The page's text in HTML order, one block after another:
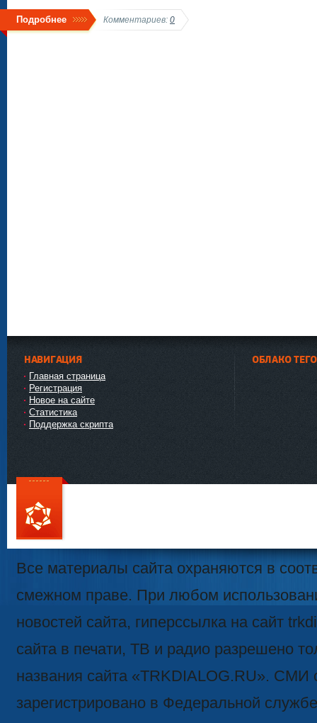
Подробнее Комментариев: 0
НАВИГАЦИЯ
Главная страница
Регистрация
Новое на сайте
Статистика
Поддержка скрипта
ОБЛАКО
111
Все материалы сайта охраняются в
смежном праве. При любом
новостей сайта, гиперссылка на сайт
сайта в печати, ТВ и радио разрешено
названия сайта «TRKDIALOG.RU». СМИ
зарегистрировано в Федеральной